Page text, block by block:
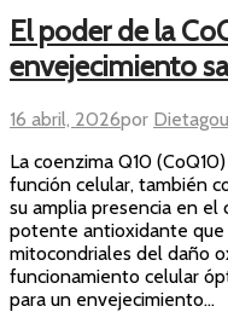
El poder de la
envejecimiento
16 abril, 2026por
La coenzima Q10
función celular, también
su amplia presencia en el
potente antioxidante que
mitocondriales del daño
funcionamiento celular
para un envejecimiento…